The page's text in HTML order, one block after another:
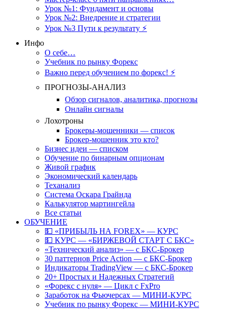
Урок №1: Фундамент и основы
Урок №2: Внедрение и стратегии
Урок №3 Пути к результату ⚡️
Инфо
О себе…
Учебник по рынку Форекс
Важно перед обучением по форекс! ⚡
ПРОГНОЗЫ-АНАЛИЗ
Обзор сигналов, аналитика, прогнозы
Онлайн сигналы
Лохотроны
Брокеры-мошенники — список
Брокер-мошенник это кто?
Бизнес идеи — списком
Обучение по бинарным опционам
Живой график
Экономический календарь
Теханализ
Система Оскара Грайнда
Калькулятор мартингейла
Все статьи
ОБУЧЕНИЕ
💵 «ПРИБЫЛЬ НА FOREX» — КУРС
💵 КУРС — «БИРЖЕВОЙ СТАРТ С БКС»
«Технический анализ» — с БКС-Брокер
30 паттернов Price Action — с БКС-Брокер
Индикаторы TradingView — с БКС-Брокер
20+ Простых и Надежных Стратегий
«Форекс с нуля» — Цикл с FxPro
Заработок на Фьючерсах — МИНИ-КУРС
Учебник по рынку Форекс — МИНИ-КУРС